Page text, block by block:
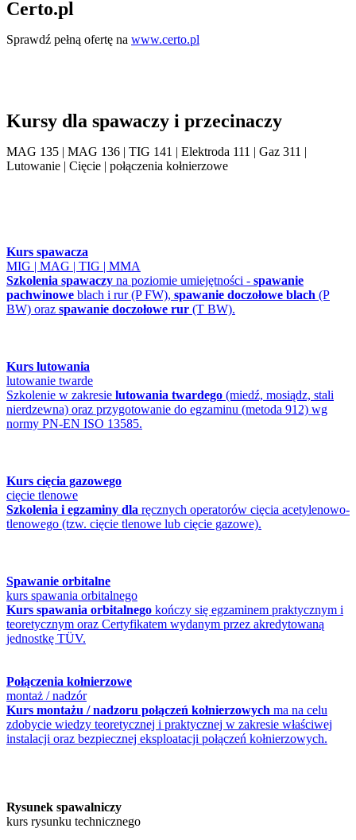
Certo.pl
Sprawdź pełną ofertę na www.certo.pl
Kursy dla spawaczy i przecinaczy
MAG 135 | MAG 136 | TIG 141 | Elektroda 111 | Gaz 311 |
Lutowanie | Cięcie | połączenia kołnierzowe
Kurs spawacza
MIG | MAG | TIG | MMA
Szkolenia spawaczy na poziomie umiejętności - spawanie
pachwinowe blach i rur (P FW), spawanie doczołowe blach (P
BW) oraz spawanie doczołowe rur (T BW).
Kurs lutowania
lutowanie twarde
Szkolenie w zakresie lutowania twardego (miedź, mosiądz, stali
nierdzewna) oraz przygotowanie do egzaminu (metoda 912) wg
normy PN-EN ISO 13585.
Kurs cięcia gazowego
cięcie tlenowe
Szkolenia i egzaminy dla ręcznych operatorów cięcia acetylenowo-
tlenowego (tzw. cięcie tlenowe lub cięcie gazowe).
Spawanie orbitalne
kurs spawania orbitalnego
Kurs spawania orbitalnego kończy się egzaminem praktycznym i
teoretycznym oraz Certyfikatem wydanym przez akredytowaną
jednostkę TÜV.
Połączenia kołnierzowe
montaż / nadzór
Kurs montażu / nadzoru połączeń kołnierzowych ma na celu
zdobycie wiedzy teoretycznej i praktycznej w zakresie właściwej
instalacji oraz bezpiecznej eksploatacji połączeń kołnierzowych.
Rysunek spawalniczy
kurs rysunku technicznego